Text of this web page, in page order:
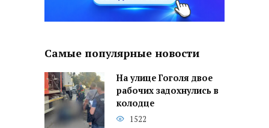
Самые популярные новости
На улице Гоголя двое
рабочих задохнулись в
колодце
1522